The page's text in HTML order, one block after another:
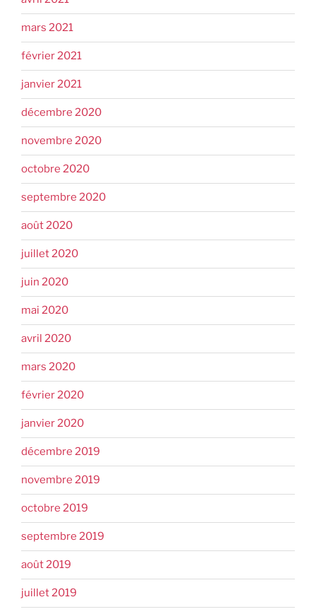
mars 2021
février 2021
janvier 2021
décembre 2020
novembre 2020
octobre 2020
septembre 2020
août 2020
juillet 2020
juin 2020
mai 2020
avril 2020
mars 2020
février 2020
janvier 2020
décembre 2019
novembre 2019
octobre 2019
septembre 2019
août 2019
juillet 2019